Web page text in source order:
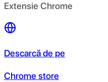
Extensie Chrome
Descarcă de pe
Chrome store